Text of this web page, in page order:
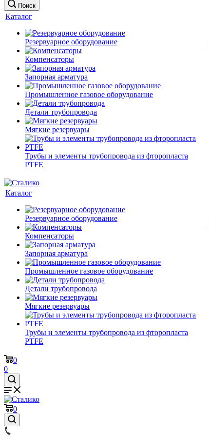
Поиск
Каталог
Резервуарное оборудование
Компенсаторы
Запорная арматура
Промышленное газовое оборудование
Детали трубопровода
Мягкие резервуары
Трубы и элементы трубопровода из фторопласта
PTFE
Каталог
Резервуарное оборудование
Компенсаторы
Запорная арматура
Промышленное газовое оборудование
Детали трубопровода
Мягкие резервуары
Трубы и элементы трубопровода из фторопласта
PTFE
0
0
0